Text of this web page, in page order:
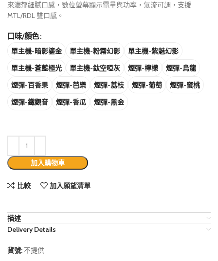
來濃郁細膩口感，數位螢幕顯示電量與功率，氣流可調，支援
MTL/RDL 雙口感。
口味/顏色
單主機-暗影鎏金 單主機-粉霧幻影
單主機-紫魅幻影
單主機-蒼藍極光
單主機-鈦空啞灰 煙彈-檸檬
煙彈-烏龍
煙彈-百香果
煙彈-芭樂 煙彈-荔枝 煙彈-葡萄
煙彈-蜜桃
煙彈-鐵觀音
煙彈-香瓜 煙彈-黑金
加入購物車
比較 加入願望清單
描述
Delivery Details
貨號: 不提供